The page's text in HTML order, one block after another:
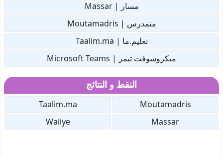
مسار | Massar
متمدرس | Moutamadris
تعليم.ما | Taalim.ma
ميكروسوفت تيمز | Microsoft Teams
النقط و النتائج
Moutamadris
Taalim.ma
Massar
Waliye